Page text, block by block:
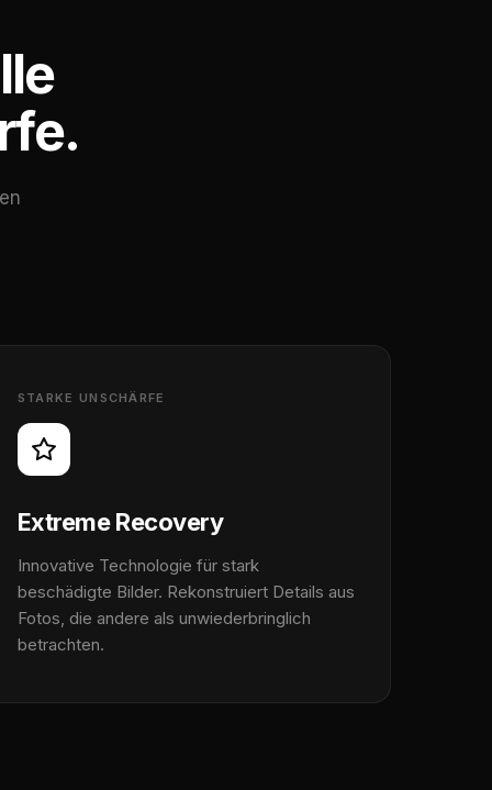
STARKE UNSCHÄRFE
Extreme Recovery
Innovative Technologie für stark
beschädigte Bilder. Rekonstruiert Details aus
Fotos, die andere als unwiederbringlich
betrachten.